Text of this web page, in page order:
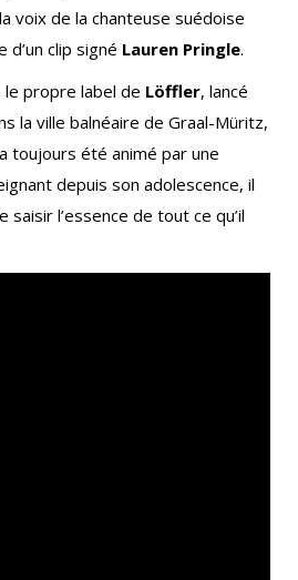
voix de la chanteuse suédoise
d’un clip signé Lauren Pringle.
le propre label de Löffler, lancé
la ville balnéaire de Graal-Müritz,
toujours été animé par une
depuis son adolescence, il
l’essence de tout ce qu’il